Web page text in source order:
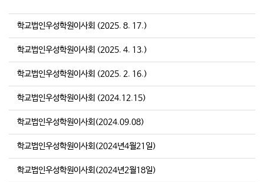
학교법인우성학원이사회 (2025. 8. 17.)
학교법인우성학원이사회 (2025. 4. 13.)
학교법인우성학원이사회 (2025. 2. 16.)
학교법인우성학원이사회 (2024.12.15)
학교법인우성학원이사회(2024.09.08)
학교법인우성학원이사회(2024년4월21일)
학교법인우성학원이사회(2024년2월18일)